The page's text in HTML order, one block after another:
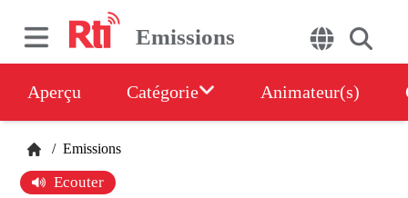
Emissions
Aperçu Catégorie Animateur(s)
/ Emissions
Ecouter